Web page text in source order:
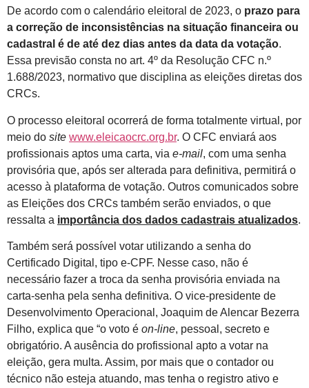
De acordo com o calendário eleitoral de 2023, o prazo para
a correção de inconsistências na situação financeira ou
cadastral é de até dez dias antes da data da votação.
Essa previsão consta no art. 4º da Resolução CFC n.º
1.688/2023, normativo que disciplina as eleições diretas dos
CRCs.
O processo eleitoral ocorrerá de forma totalmente virtual, por
meio do site www.eleicaocrc.org.br. O CFC enviará aos
profissionais aptos uma carta, via e-mail, com uma senha
provisória que, após ser alterada para definitiva, permitirá o
acesso à plataforma de votação. Outros comunicados sobre
as Eleições dos CRCs também serão enviados, o que
ressalta a importância dos dados cadastrais atualizados.
Também será possível votar utilizando a senha do
Certificado Digital, tipo e-CPF. Nesse caso, não é
necessário fazer a troca da senha provisória enviada na
carta-senha pela senha definitiva. O vice-presidente de
Desenvolvimento Operacional, Joaquim de Alencar Bezerra
Filho, explica que “o voto é on-line, pessoal, secreto e
obrigatório. A ausência do profissional apto a votar na
eleição, gera multa. Assim, por mais que o contador ou
técnico não esteja atuando, mas tenha o registro ativo e